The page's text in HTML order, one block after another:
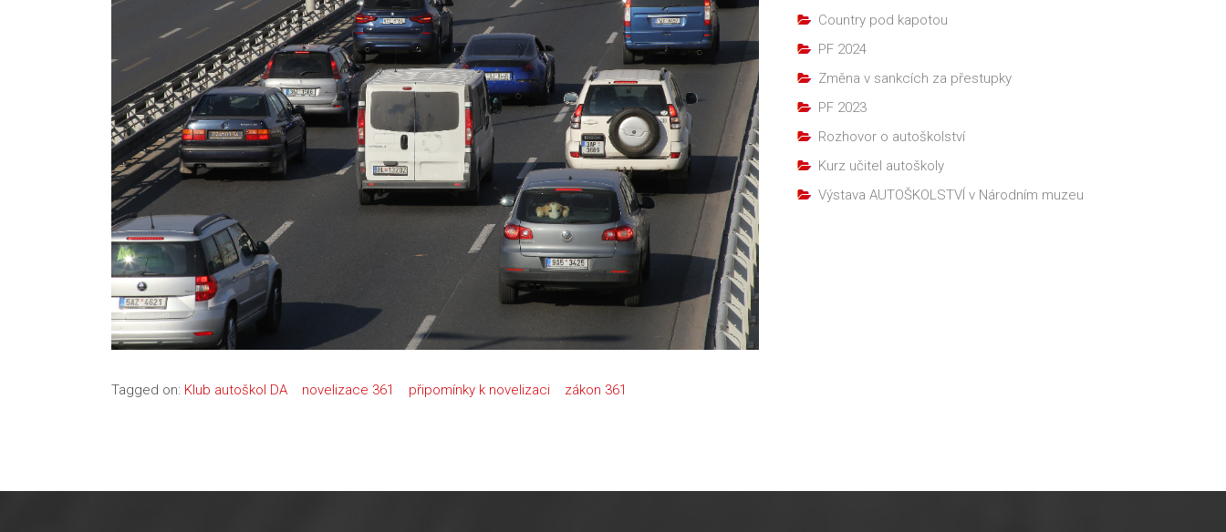
Tagged on: Klub autoškol DA novelizace 361 připomínky k novelizaci zákon 361
Country pod kapotou
PF 2024
Změna v sankcích za přestupky
PF 2023
Rozhovor o autoškolství
Kurz učitel autoškoly
Výstava AUTOŠKOLSTVÍ v Národním muzeu